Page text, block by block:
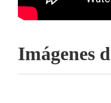
Imágenes